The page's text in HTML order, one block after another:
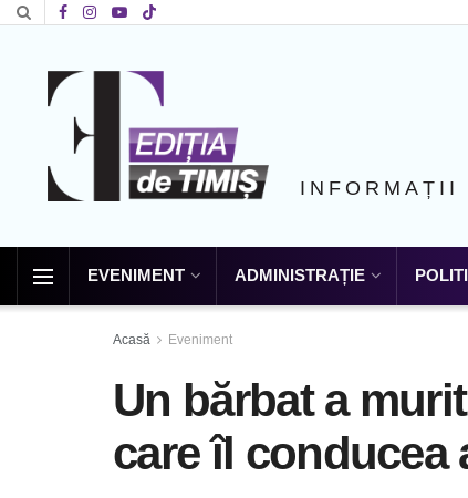
INFORMAȚII
EVENIMENT ADMINISTRAȚIE
Acasă Eveniment
Un bărbat a
care îl conducea